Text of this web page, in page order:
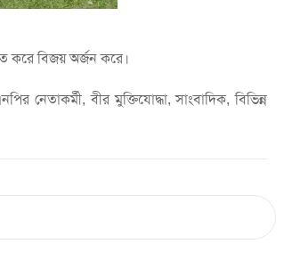
করে বিজয় অর্জন করে।
নেতাকর্মী, বীর মুক্তিযোদ্ধা, সাংবাদিক, বিভিন্ন